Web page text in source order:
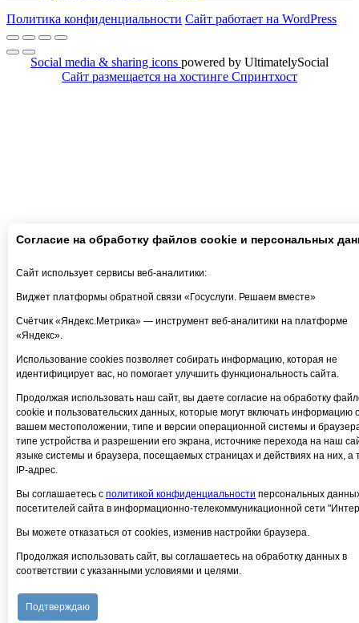
Политика конфиденциальности Сайт работает на WordPress
Social media & sharing icons powered by UltimatelySocial
Сайт размещается на хостинге Спринтхост
Согласие на обработку файлов cookie и персональных
Сайт использует сервисы веб-аналитики:
Виджет платформы обратной связи «Госуслуги. Решаем вместе»
Счётчик «Яндекс.Метрика» — инструмент веб-аналитики на платформе
«Яндекс».
Использование cookies позволяет собирать информацию, которая не
идентифицирует вас, но помогает улучшить функциональность сайта.
Продолжая использовать наш сайт, вы даете согласие на обработку
cookie и пользовательских данных, которые могут включать информацию
вашем местоположении, типе и версии операционной системы и
типе устройства и разрешении его экрана, источнике перехода на наш
языке системы и браузера, посещаемых страницах и действиях на них, а
IP-адрес.
Вы соглашаетесь с политикой конфиденциальности персональных
посетителей сайта в информационно-телекоммуникационной сети
Вы можете отказаться от cookies, изменив настройки браузера.
Продолжая использовать сайт, вы соглашаетесь на обработку данных в
соответствии с указанными условиями и целями.
Подтверждаю